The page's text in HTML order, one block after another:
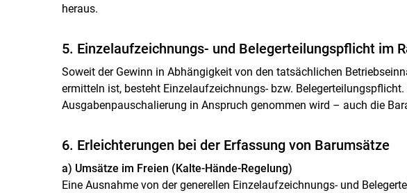
heraus.
5. Einzelaufzeichnungs- und Belegerteilungspflicht im
Soweit der Gewinn in Abhängigkeit von den tatsächlichen
ermitteln ist, besteht Einzelaufzeichnungs- bzw.
Ausgabenpauschalierung in Anspruch genommen wird – auch die
6. Erleichterungen bei der Erfassung von Barumsätze
a) Umsätze im Freien (Kalte-Hände-Regelung)
Eine Ausnahme von der generellen Einzelaufzeichnungs- und